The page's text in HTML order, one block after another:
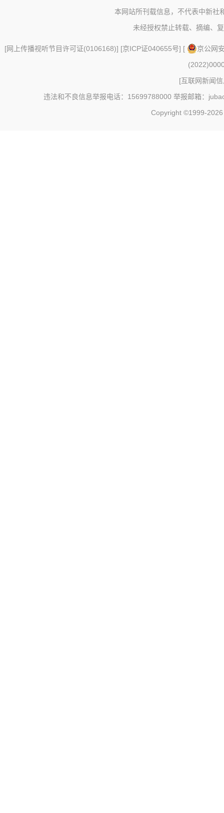
本网站所刊载信息，不代表中新社
未经授权禁止转载、摘编、
[网上传播视听节目许可证(0106168)] [京ICP证040655号] [
京公网
[互联网新闻
违法和不良信息举报电话：15699788000 举报邮箱：
Copyright ©1999-